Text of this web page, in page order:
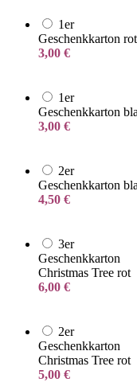
1er
Geschenkkarton rot
3,00 €
1er
Geschenkkarton
3,00 €
2er
Geschenkkarton
4,50 €
3er
Geschenkkarton
Christmas Tree rot
6,00 €
2er
Geschenkkarton
Christmas Tree rot
5,00 €